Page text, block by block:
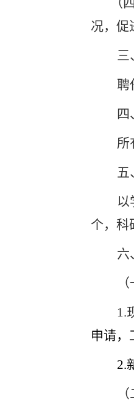
（
况， 促
三
聘
四
所
五
以
个，科
六
1.
申请，
2.